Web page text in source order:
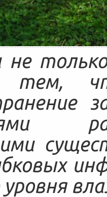
не
тем,
уровня